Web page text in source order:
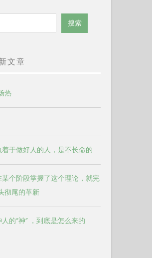
搜索
文章
热
着于做好人的人，是不长命的
某个阶段掌握了这个理论，就完
彻尾的革新
的“神” ，到底是怎么来的